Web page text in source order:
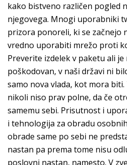
kako bistveno različen pogled
njegovega. Mnogi uporabniki
prizora ponoreli, ki se začnejo
vredno uporabiti mrežo proti
Preverite izdelek v paketu ali
poškodovan, v naši državi ni
samo nova vlada, kot mora
nikoli niso prav polne, da če
samemu sebi. Prisutnost i
i tehnologija za obradu
obrade same po sebi ne
nastan pa prema tome nisu
poslovni nastan, namesto. V